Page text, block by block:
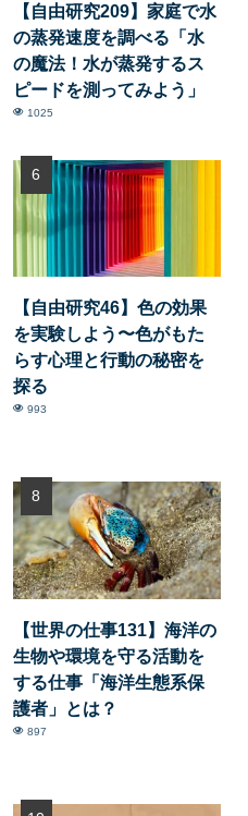
【自由研究209】家庭で水
の蒸発速度を調べる「水
の魔法！水が蒸発するス
ピードを測ってみよう」
1025
【自由研究46】色の効果
を実験しよう〜色がもた
らす心理と行動の秘密を
探る
993
【世界の仕事131】海洋の
生物や環境を守る活動を
する仕事「海洋生態系保
護者」とは？
897